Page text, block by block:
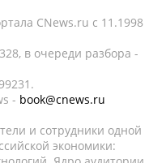
CNews.ru c 11.1998
в очереди разбора -
- book@cnews.ru
и сотрудники одной
экономики: